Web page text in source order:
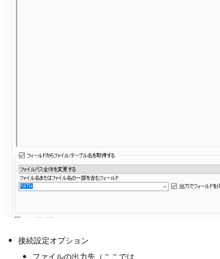
接続設定オプション
ファイルの出力先（ここでは